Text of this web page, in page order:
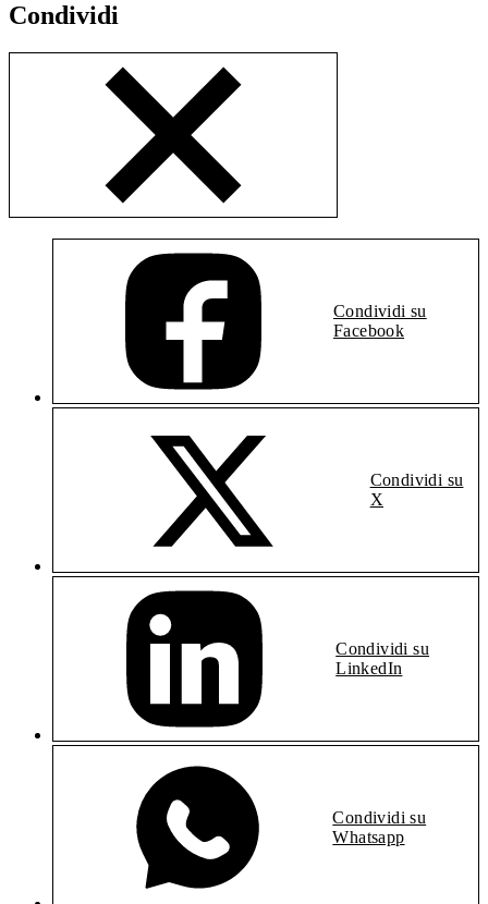
Condividi
Condividi su
Facebook
Condividi su
X
Condividi su
LinkedIn
Condividi su
Whatsapp